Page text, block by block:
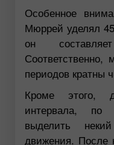
Особенное
Мюррей уделял
он
периодов кратны
Кроме этого,
интервала,
выделить
движения. После